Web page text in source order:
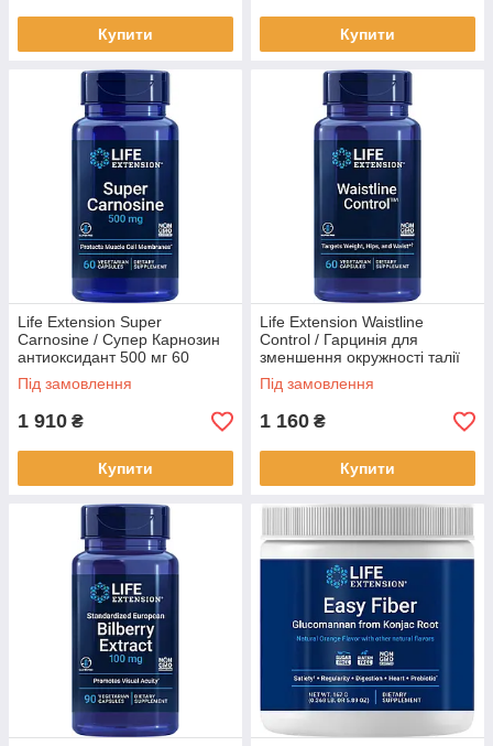
Купити Купити
Life Extension Super
Carnosine / Супер Карнозин
антиоксидант 500 мг 60
капсул BX110
Під замовлення
1 910 ₴
Купити
Life Extension Waistline
Control / Гарцинія для
зменшення окружності талії
60 капсул BX876
Під замовлення
1 160 ₴
Купити